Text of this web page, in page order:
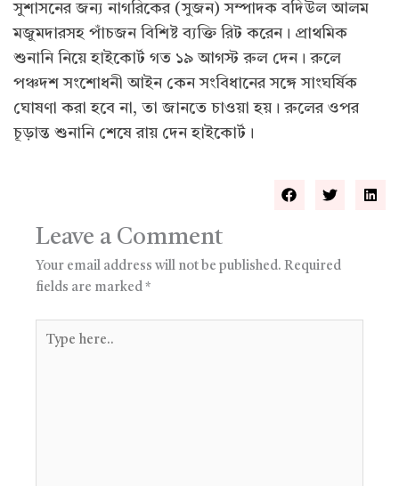
সুশাসনের জন্য নাগরিকের (সুজন) সম্পাদক বদিউল আলম
মজুমদারসহ পাঁচজন বিশিষ্ট ব্যক্তি রিট করেন। প্রাথমিক
শুনানি নিয়ে হাইকোর্ট গত ১৯ আগস্ট রুল দেন। রুলে
পঞ্চদশ সংশোধনী আইন কেন সংবিধানের সঙ্গে সাংঘর্ষিক
ঘোষণা করা হবে না, তা জানতে চাওয়া হয়। রুলের ওপর
চূড়ান্ত শুনানি শেষে রায় দেন হাইকোর্ট।
Leave a Comment
Your email address will not be published. Required
fields are marked *
here..